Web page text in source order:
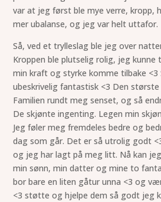
var at jeg først ble mye verre, kropp,
mer ubalanse, og jeg var helt uttafor.
Så, ved et trylleslag ble jeg over
Kroppen ble plutselig rolig, jeg
min kraft og styrke komme tilbake <3
ubeskrivelig fantastisk <3 Den
Familien rundt meg senset, og så
De skjønte ingenting. Legen min
Jeg føler meg fremdeles bedre og
dag som går. Det er så utrolig godt
og jeg har lagt på meg litt. Nå kan
min sønn, min datter og mine to
bor bare en liten gåtur unna <3 og
<3 støtte og hjelpe dem så godt jeg